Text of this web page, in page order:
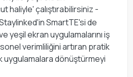
haliyle' çalıştırabilirsiniz -
SmartTE'si de
yeşil ekran uygulamalarını iş
verimliliğini artıran pratik
uygulamalara dönüştürmeyi